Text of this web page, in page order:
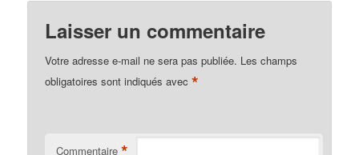
Laisser un commentaire
Votre adresse e-mail ne sera pas publiée. Les champs
obligatoires sont indiqués avec*
Commentaire